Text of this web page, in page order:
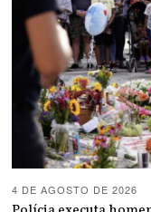
4 DE AGOSTO DE 2026